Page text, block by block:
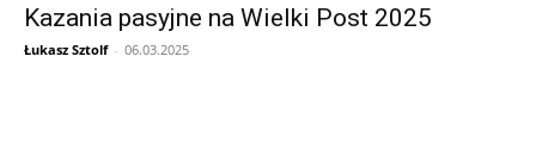
Kazania pasyjne na Wielki Post 2025
Łukasz Sztolf - 06.03.2025